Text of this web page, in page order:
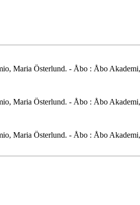
Maria Österlund. - Åbo : Åbo
Maria Österlund. - Åbo : Åbo
Maria Österlund. - Åbo : Åbo